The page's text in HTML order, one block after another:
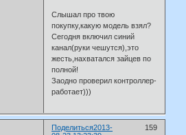
Слышал про твою
покупку,какую модель взял?
Сегодня включил синий
канал(руки чешутся),это
жесть,нахватался зайцев по
полной!
Заодно проверил контроллер-
работает)))
Поделиться 159
2013-